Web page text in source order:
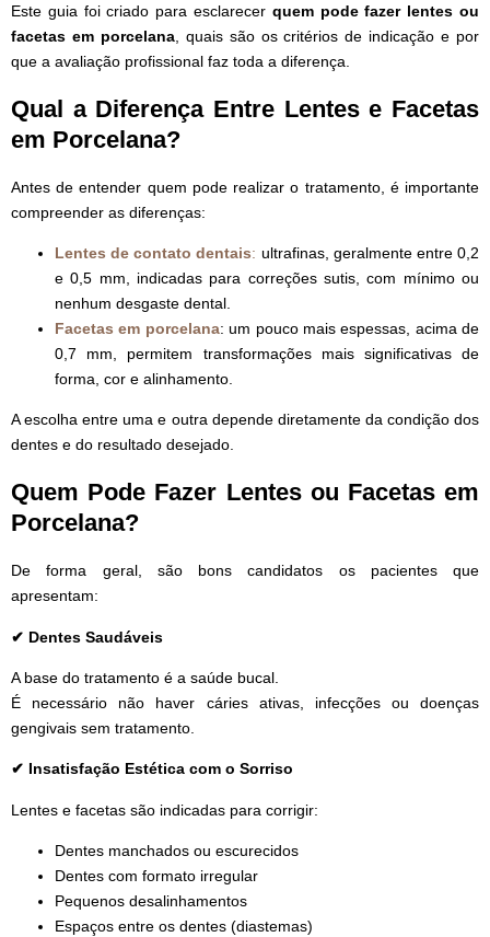
Este guia foi criado para esclarecer quem pode fazer lentes ou
facetas em porcelana, quais são os critérios de indicação e por
que a avaliação profissional faz toda a diferença.
Qual a Diferença Entre Lentes e Facetas
em Porcelana?
Antes de entender quem pode realizar o tratamento, é importante
compreender as diferenças:
Lentes de contato dentais: ultrafinas, geralmente entre 0,2
e 0,5 mm, indicadas para correções sutis, com mínimo ou
nenhum desgaste dental.
Facetas em porcelana: um pouco mais espessas, acima de
0,7 mm, permitem transformações mais significativas de
forma, cor e alinhamento.
A escolha entre uma e outra depende diretamente da condição dos
dentes e do resultado desejado.
Quem Pode Fazer Lentes ou Facetas em
Porcelana?
De forma geral, são bons candidatos os pacientes que
apresentam:
✔ Dentes Saudáveis
A base do tratamento é a saúde bucal.
É necessário não haver cáries ativas, infecções ou doenças
gengivais sem tratamento.
✔ Insatisfação Estética com o Sorriso
Lentes e facetas são indicadas para corrigir:
Dentes manchados ou escurecidos
Dentes com formato irregular
Pequenos desalinhamentos
Espaços entre os dentes (diastemas)